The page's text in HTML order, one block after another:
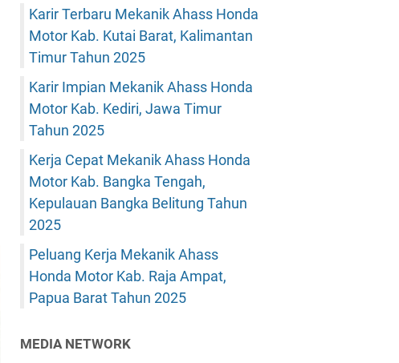
Karir Terbaru Mekanik Ahass Honda
Motor Kab. Kutai Barat, Kalimantan
Timur Tahun 2025
Karir Impian Mekanik Ahass Honda
Motor Kab. Kediri, Jawa Timur
Tahun 2025
Kerja Cepat Mekanik Ahass Honda
Motor Kab. Bangka Tengah,
Kepulauan Bangka Belitung Tahun
2025
Peluang Kerja Mekanik Ahass
Honda Motor Kab. Raja Ampat,
Papua Barat Tahun 2025
MEDIA NETWORK